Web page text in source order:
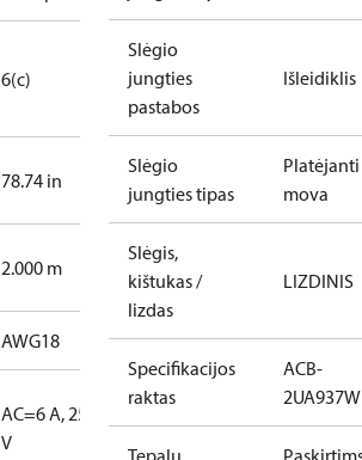
6(c)
78.74 in
2.000 m
AWG18
AC=6 A, 250
V
Slėgio
jungties
pastabos
Išleidiklis
Slėgio
jungties tipas
Platėjanti
mova
Slėgis,
kištukas /
lizdas
LIZDINIS
Specifikacijos
raktas
ACB-
2UA937W
Tepalų